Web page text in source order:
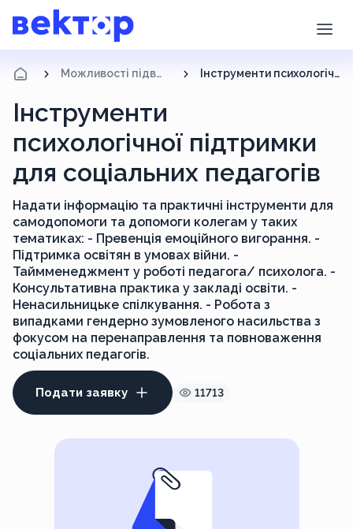
Можливості підвищення кваліфікації Інструменти психологічної підтримки для соціальних педагогів
Інструменти
психологічної підтримки
для соціальних педагогів
Надати інформацію та практичні інструменти для
самодопомоги та допомоги колегам у таких
тематиках: - Превенція емоційного вигорання. -
Підтримка освітян в умовах війни. -
Таймменеджмент у роботі педагога/ психолога. -
Консультативна практика у закладі освіти. -
Ненасильницьке спілкування. - Робота з
випадками гендерно зумовленого насильства з
фокусом на перенаправлення та повноваження
соціальних педагогів.
Подати заявку 11713